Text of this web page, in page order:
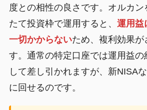
度との相性の良さです。オルカ
たて投資枠で運用すると、 運用益
一切かからないため、複利効果が
す。通常の特定口座では運用益の
して差し引かれますが、新NISA
に回せるのです。